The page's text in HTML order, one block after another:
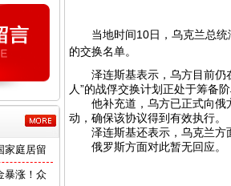
家庭居留
暴涨！众
当地时间10日，乌克兰总统
的交换名单。
泽连斯基表示，乌方目前仍在
人”的战俘交换计划正处于筹备
他补充道，乌方已正式向俄
动，确保该协议得到有效执行。
泽连斯基还表示，乌克兰方
俄罗斯方面对此暂无回应。